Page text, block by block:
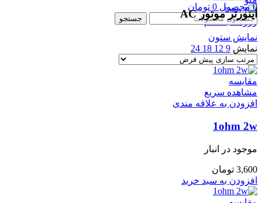
ورود / ثبت نام
0 محصول 0 تومان
جستجو اینورتر موتور AC
نمایش ستون
نمایش 9
12
18
24
مقایسه
مشاهده سریع
افزودن به علاقه مندی
1ohm 2w
موجود در انبار
3,600 تومان
افزودن به سبد خرید